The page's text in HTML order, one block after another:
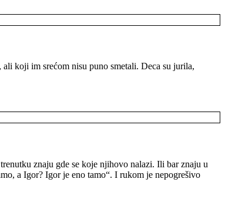
koji im srećom nisu puno smetali. Deca su jurila,
znaju gde se koje njihovo nalazi. Ili bar znaju u
a Igor? Igor je eno tamo“. I rukom je nepogrešivo